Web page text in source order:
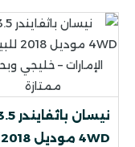
4WD موديل 2018